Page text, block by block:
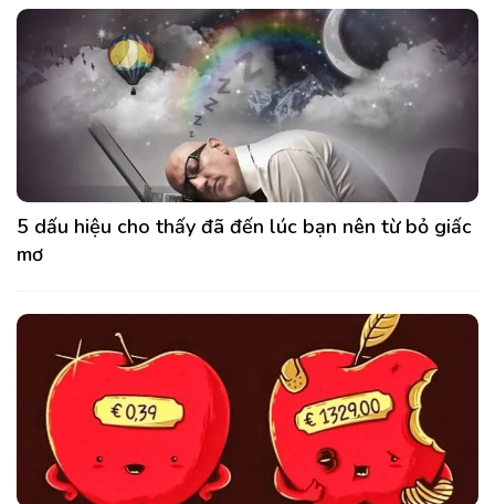
5 dấu hiệu cho thấy đã đến lúc bạn nên từ bỏ giấc
mơ